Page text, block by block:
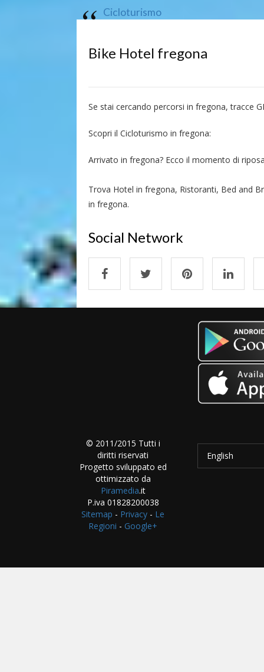
Cicloturismo
Bike Hotel fregona
Se stai cercando percorsi in fregona, tracce
Scopri il Cicloturismo in fregona:
Arrivato in fregona? Ecco il momento di
Trova Hotel in fregona, Ristoranti, Bed and
in fregona.
Social Network
© 2011/2015 Tutti i
diritti riservati
Progetto sviluppato ed
ottimizzato da
Piramedia.it
P.iva 01828200038
Sitemap - Privacy - Le
Regioni - Google+
English